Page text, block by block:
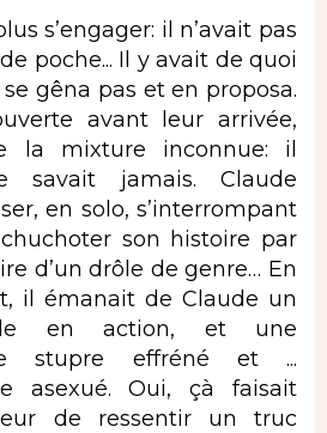
s’engager: il n’avait pas
poche... Il y avait de quoi
gêna pas et en proposa.
avant leur arrivée,
la mixture inconnue: il
savait jamais. Claude
en solo, s’interrompant
son histoire par
d’un drôle de genre… En
il émanait de Claude un
en action, et une
stupre effréné et ...
asexué. Oui, çà faisait
de ressentir un truc